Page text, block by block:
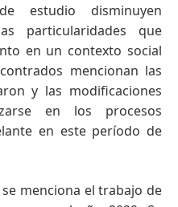
estudio disminuyen
particularidades que
en un contexto social
mencionan las
y las modificaciones
en los procesos
en este período de
menciona el trabajo de